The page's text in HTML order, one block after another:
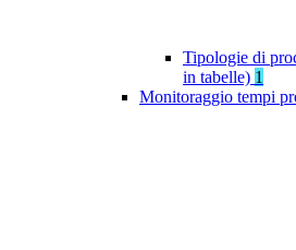
Tipologie di
in tabelle) 1
Monitoraggio tempi